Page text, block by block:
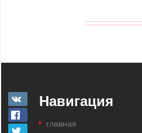
Навигация
главная